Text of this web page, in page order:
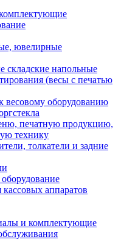
ювелирные
складские напольные
(весы с печатью
оборудованию
печатную продукцию,
технику
толкатели и задние
аппаратов
и комплектующие